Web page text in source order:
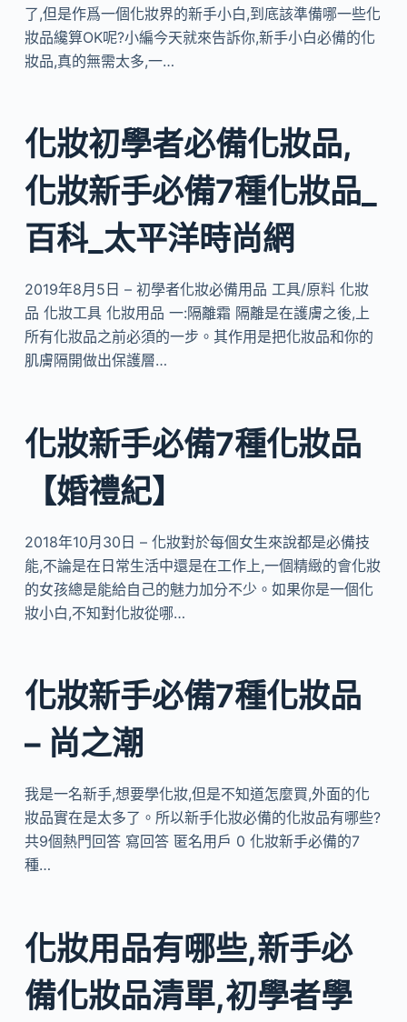
了,但是作爲一個化妝界的新手小白,到底該準備哪一些化
妝品纔算OK呢?小編今天就來告訴你,新手小白必備的化
妝品,真的無需太多,一…
化妝初學者必備化妝品,
化妝新手必備7種化妝品_
百科_太平洋時尚網
2019年8月5日 – 初學者化妝必備用品 工具/原料 化妝
品 化妝工具 化妝用品 一:隔離霜 隔離是在護膚之後,上
所有化妝品之前必須的一步。其作用是把化妝品和你的
肌膚隔開做出保護層…
化妝新手必備7種化妝品
【婚禮紀】
2018年10月30日 – 化妝對於每個女生來說都是必備技
能,不論是在日常生活中還是在工作上,一個精緻的會化妝
的女孩總是能給自己的魅力加分不少。如果你是一個化
妝小白,不知對化妝從哪…
化妝新手必備7種化妝品
– 尚之潮
我是一名新手,想要學化妝,但是不知道怎麼買,外面的化
妝品實在是太多了。所以新手化妝必備的化妝品有哪些?
共9個熱門回答 寫回答 匿名用戶 0 化妝新手必備的7
種…
化妝用品有哪些,新手必
備化妝品清單,初學者學